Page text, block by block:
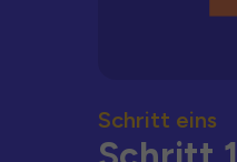
Schritt eins